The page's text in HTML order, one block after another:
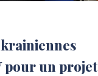
pour un projet